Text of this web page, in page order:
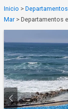
Inicio >
Mar > Departamentos